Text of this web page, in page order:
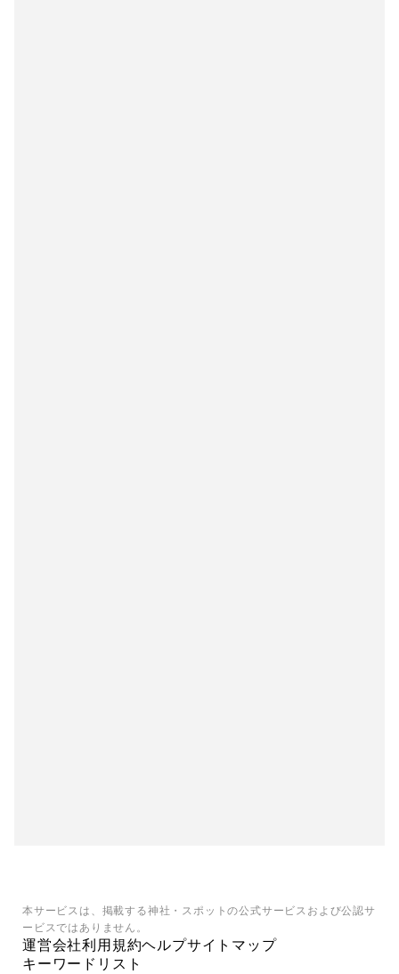
本サービスは、掲載する神社・スポットの公式サービスおよび公認サ
ービスではありません。
運営会社利用規約ヘルプサイトマップ
キーワードリスト